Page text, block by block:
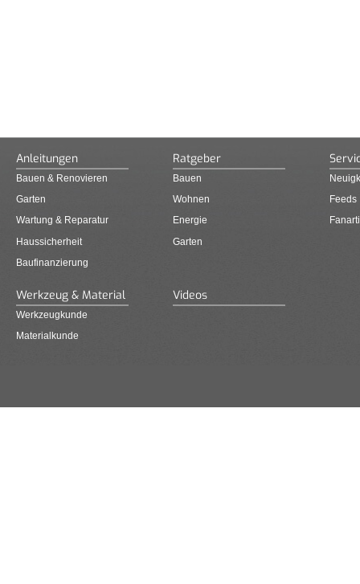
Anleitungen
Bauen & Renovieren
Garten
Wartung & Reparatur
Haussicherheit
Baufinanzierung
Ratgeber
Bauen
Wohnen
Energie
Garten
Feeds
Werkzeug & Material
Werkzeugkunde
Materialkunde
Videos